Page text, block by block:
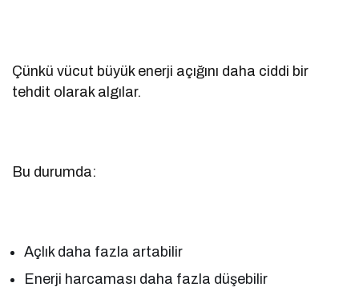
Çünkü vücut büyük enerji açığını daha ciddi bir
tehdit olarak algılar.
Bu durumda:
Açlık daha fazla artabilir
Enerji harcaması daha fazla düşebilir